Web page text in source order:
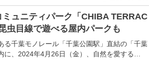
ュニティパーク「CHIBA TERRAC
目線で遊べる屋内パークも
る千葉モノレール「千葉公園駅」直結の「千葉
に、2024年4月26日（金）、自然を愛する…